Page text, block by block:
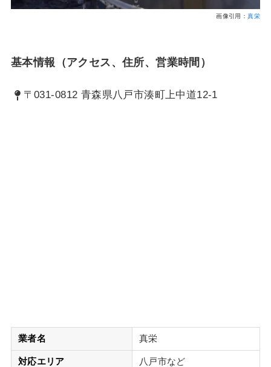
画像引用：真栄
基本情報（アクセス、住所、営業時間）
〒031-0812 青森県八戸市湊町上中道12-1
業者名 真栄
対応エリア 八戸市など